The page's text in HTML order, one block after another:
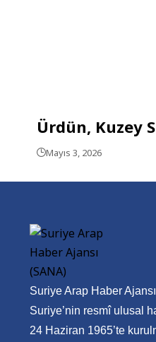
Ürdün, Kuzey
Mayıs 3, 2026
Suriye Arap Haber
Suriye’nin resmî ulusal
24 Haziran 1965’te